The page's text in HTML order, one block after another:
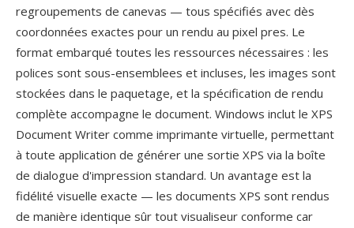
regroupements de canevas — tous spécifiés avec dès
coordonnées exactes pour un rendu au pixel pres. Le
format embarqué toutes les ressources nécessaires : les
polices sont sous-ensemblees et incluses, les images sont
stockées dans le paquetage, et la spécification de rendu
complète accompagne le document. Windows inclut le XPS
Document Writer comme imprimante virtuelle, permettant
à toute application de générer une sortie XPS via la boîte
de dialogue d'impression standard. Un avantage est la
fidélité visuelle exacte — les documents XPS sont rendus
de manière identique sûr tout visualiseur conforme car